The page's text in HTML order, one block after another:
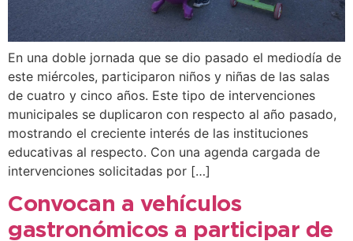
En una doble jornada que se dio pasado el mediodía de
este miércoles, participaron niños y niñas de las salas
de cuatro y cinco años. Este tipo de intervenciones
municipales se duplicaron con respecto al año pasado,
mostrando el creciente interés de las instituciones
educativas al respecto. Con una agenda cargada de
intervenciones solicitadas por […]
Convocan a vehículos
gastronómicos a participar de